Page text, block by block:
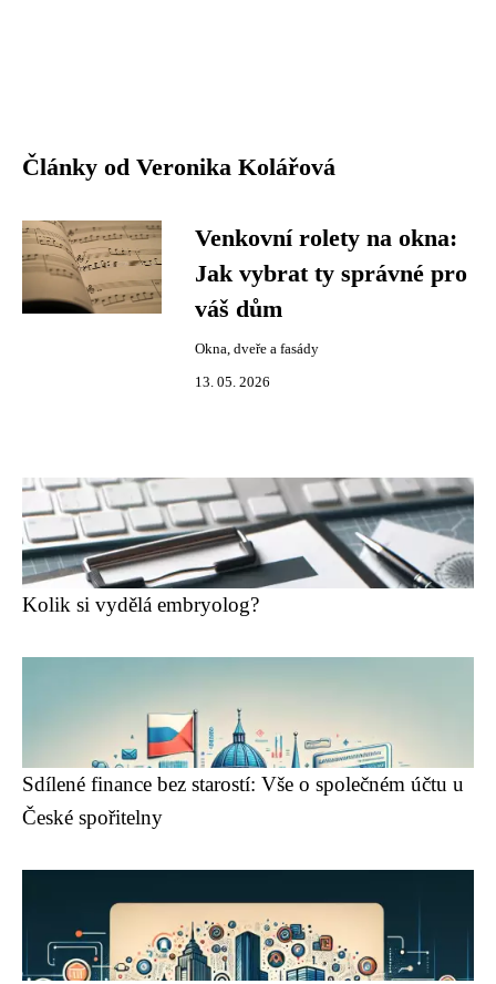
Články od Veronika Kolářová
Venkovní rolety na okna:
Jak vybrat ty správné pro
váš dům
Okna, dveře a fasády
13. 05. 2026
Kolik si vydělá embryolog?
Sdílené finance bez starostí: Vše o společném účtu u
České spořitelny